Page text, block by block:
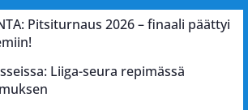
Pitsiturnaus 2026 – finaali päättyi
Liiga-seura repimässä